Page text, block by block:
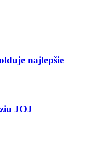
najlepšie
JOJ